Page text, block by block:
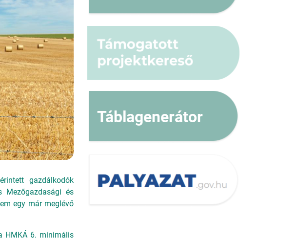
gazdálkodók
Mezőgazdasági és
egy már meglévő
HMKÁ 6. minimális
Táblagenerátor